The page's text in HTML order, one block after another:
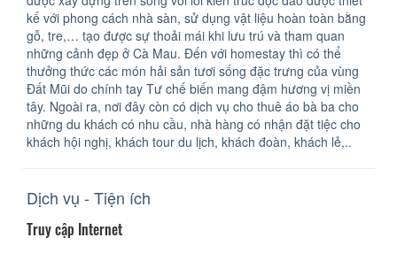
kế với phong cách nhà sàn, sử dụng vật liệu hoàn toàn bằng
gỗ, tre,… tạo được sự thoải mái khi lưu trú và tham quan
những cảnh đẹp ở Cà Mau. Đến với homestay thì có thể
thưởng thức các món hải sản tươi sống đặc trưng của vùng
Đất Mũi do chính tay Tư chế biến mang đậm hương vị miền
tây. Ngoài ra, nơi đây còn có dịch vụ cho thuê áo bà ba cho
những du khách có nhu cầu, nhà hàng có nhận đặt tiệc cho
khách hội nghị, khách tour du lịch, khách đoàn, khách lẻ,..
Dịch vụ - Tiện ích
Truy cập Internet